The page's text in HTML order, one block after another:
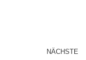
NÄCHSTE